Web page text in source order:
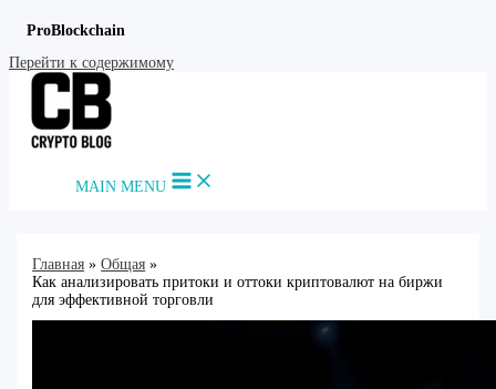
ProBlockchain
Перейти к содержимому
MAIN MENU
Главная
Общая
Как анализировать притоки и оттоки криптовалют на биржи
для эффективной торговли